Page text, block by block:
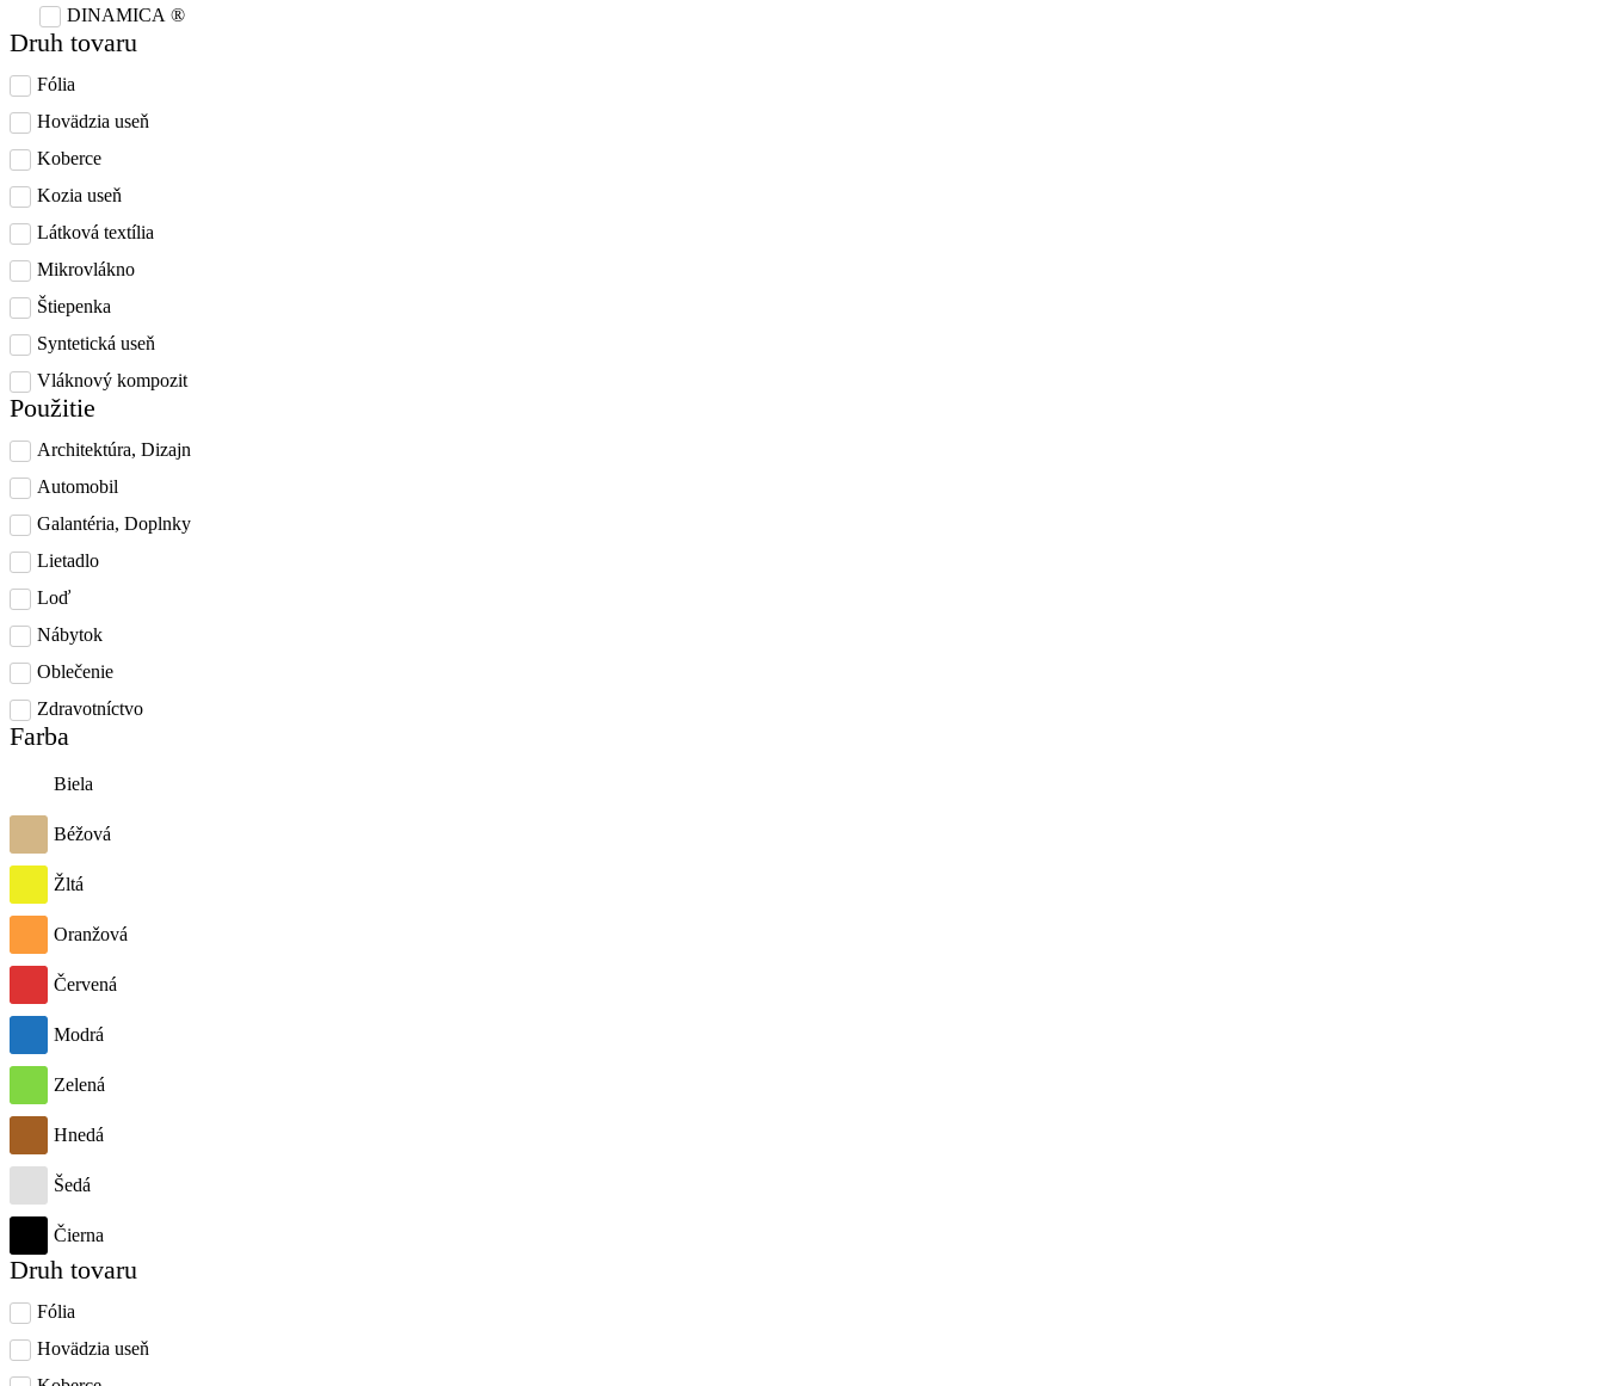
DINAMICA ®
Druh tovaru
Fólia
Hovädzia useň
Koberce
Kozia useň
Látková textília
Mikrovlákno
Štiepenka
Syntetická useň
Vláknový kompozit
Použitie
Architektúra, Dizajn
Automobil
Galantéria, Doplnky
Lietadlo
Loď
Nábytok
Oblečenie
Zdravotníctvo
Farba
Biela
Béžová
Žltá
Oranžová
Červená
Modrá
Zelená
Hnedá
Šedá
Čierna
Druh tovaru
Fólia
Hovädzia useň